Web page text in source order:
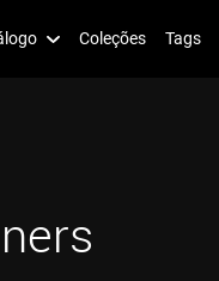
Coleções Tags